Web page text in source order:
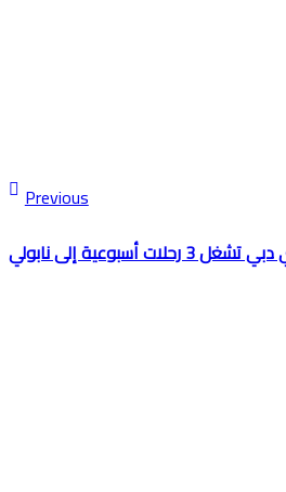
Previous
3 رحلات أسبوعية إلى نابولي